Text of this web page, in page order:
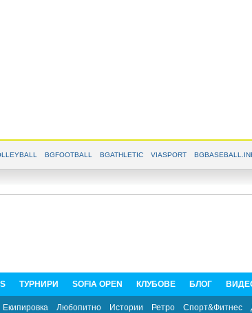
BGFOOTBALL BGATHLETIC VIASPORT
ТУРНИРИ SOFIA OPEN КЛУБОВЕ БЛОГ
Екипировка Любопитно Истории Ретро Спорт&Фитнес